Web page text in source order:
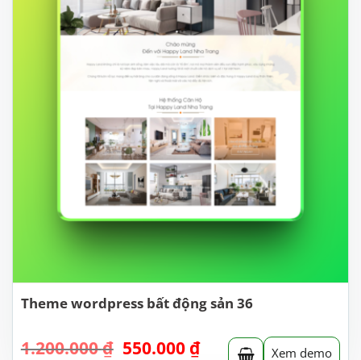
Theme wordpress bất động sản 36
1.200.000₫ Giá
550.000 ₫Giá Xem demo